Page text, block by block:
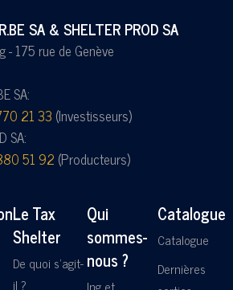
SA & SHELTER PROD SA
- 175 rue de Genève
SA:
21 33 (Investisseurs)
SA:
51 92 (Producteurs)
Le Tax
Shelter
De quoi s'agit-
il ?
Qui
sommes-
nous ?
Ing et
Catalogue
Catalogue
Dernières